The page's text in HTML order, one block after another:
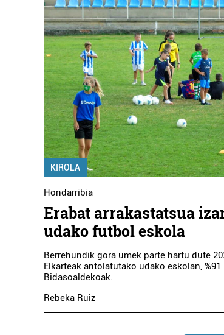
KIROLA
Hondarribia
Erabat arrakastatsua
udako futbol eskola
Berrehundik gora umek parte hartu dute
Elkarteak antolatutako udako eskolan, %91
Bidasoaldekoak.
Rebeka Ruiz